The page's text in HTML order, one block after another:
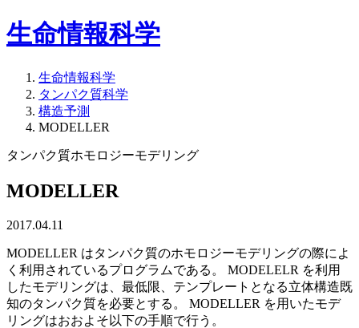
生命情報科学
生命情報科学
タンパク質科学
構造予測
MODELLER
タンパク質ホモロジーモデリング
MODELLER
2017.04.11
MODELLER はタンパク質のホモロジーモデリングの際によ
く利用されているプログラムである。 MODELELR を利用
したモデリングは、最低限、テンプレートとなる立体構造既
知のタンパク質を必要とする。 MODELLER を用いたモデ
リングはおおよそ以下の手順で行う。